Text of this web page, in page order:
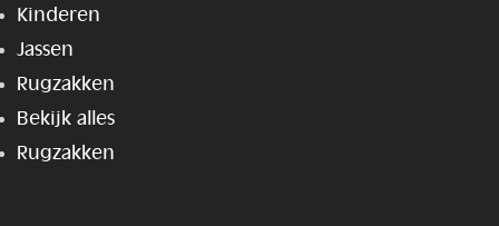
Kinderen
Jassen
Rugzakken
Bekijk alles
Rugzakken